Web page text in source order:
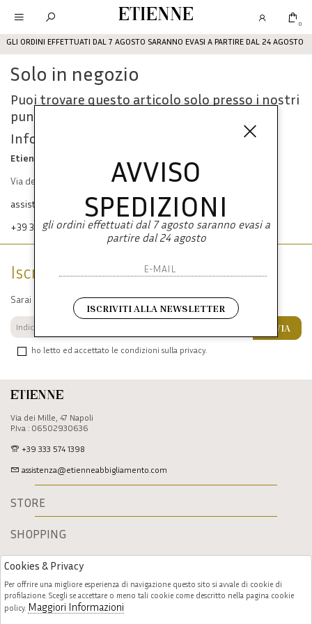
GLI ORDINI EFFETTUATI DAL 7 AGOSTO SARANNO EVASI A PARTIRE DAL 24 AGOSTO
Etienne 0
Solo in negozio
Puoi trovare questo articolo solo presso i nostri
punti vendita:
Info contatti
Etienne srl
Via dei Mille, 47 80121 Napoli
assistenza@etienneabbigliamento.com
+39 333 574 1398
Etienne
Via dei Mille, 47 Napoli
P.Iva : 06502930636
+39 333 574 1398
assistenza@etienneabbigliamento.com
STORE
SHOPPING
Iscriviti alla newsletter
Sarai sempre aggiornato su offerte e promozioni.
ho letto ed accettato le condizioni sulla privacy.
INVIA
AVVISO
SPEDIZIONI
gli ordini effettuati dal 7 agosto saranno evasi a
partire dal 24 agosto
ISCRIVITI ALLA NEWSLETTER
Cookies & Privacy
Per offrire una migliore esperienza di navigazione questo sito si avvale di cookie di
profilazione. Scegli se accettare o meno tali cookie come descritto nella pagina cookie
policy. Maggiori Informazioni